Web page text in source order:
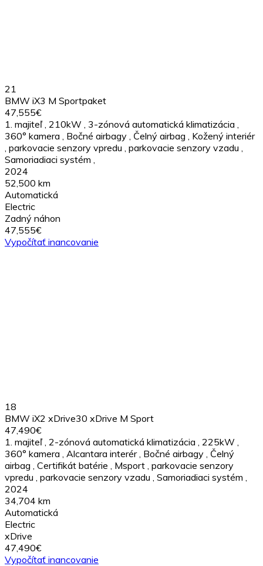
21
BMW iX3 M Sportpaket
47,555€
1. majiteľ , 210kW , 3-zónová automatická klimatizácia ,
360° kamera , Bočné airbagy , Čelný airbag , Kožený interiér
, parkovacie senzory vpredu , parkovacie senzory vzadu ,
Samoriadiaci systém ,
2024
52,500 km
Automatická
Electric
Zadný náhon
47,555€
Vypočítať inancovanie
18
BMW iX2 xDrive30 xDrive M Sport
47,490€
1. majiteľ 2-zónová automatická klimatizácia 225kW
360° kamera
Alcantara interér Bočné airbagy Čelný
airbag Certifikát batérie Msport parkovacie senzory
vpredu parkovacie senzory vzadu Samoriadiaci systém
2024
34,704 km
Automatická
Electric
xDrive
47,490€
Vypočítať inancovanie